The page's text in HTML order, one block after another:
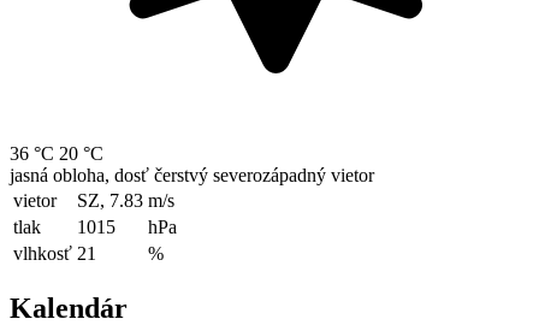
36 °C 20 °C
jasná obloha, dosť čerstvý severozápadný vietor
vietor
SZ, 7.83 m/s
tlak
1015
hPa
vlhkosť 21 %
Kalendár